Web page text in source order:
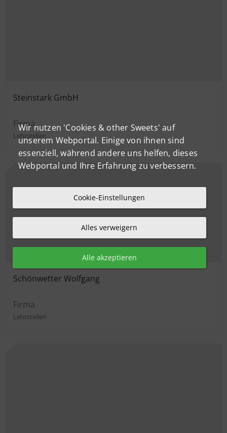
Steinstark GmbH
Firma
Lehrstellen
Schönwetter Wolfgang
Firma
Lehrstellen
Wir nutzen 'Cookies & other Sweets' auf
unserem Webportal. Einige von ihnen sind
essenziell, während andere uns helfen, dieses
Webportal und Ihre Erfahrung zu verbessern.
Cookie-Einstellungen
Alles verweigern
Alle akzeptieren